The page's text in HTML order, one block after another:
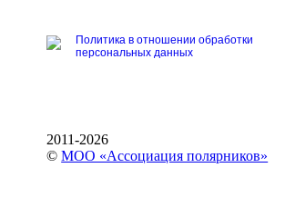
Политика в отношении обработки
персональных данных
2011-2026
©МОО «Ассоциация полярников»